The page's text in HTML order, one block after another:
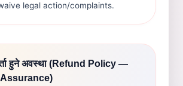
legal action/complaints.
हुने अवस्था (Refund Policy —